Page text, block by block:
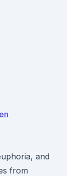
and
from